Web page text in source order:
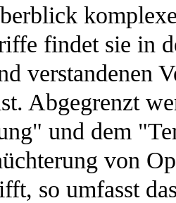
findet sie in
verstandenen
Abgegrenzt
und dem
von
so umfasst